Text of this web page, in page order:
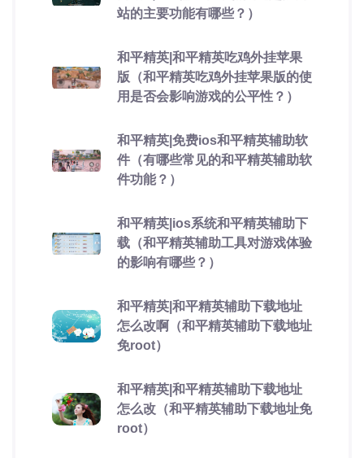
站的主要功能有哪些？）
和平精英|和平精英吃鸡外挂苹果
版（和平精英吃鸡外挂苹果版的使
用是否会影响游戏的公平性？）
和平精英|免费ios和平精英辅助软
件（有哪些常见的和平精英辅助软
件功能？）
和平精英|ios系统和平精英辅助下
载（和平精英辅助工具对游戏体验
的影响有哪些？）
和平精英|和平精英辅助下载地址
怎么改啊（和平精英辅助下载地址
免root）
和平精英|和平精英辅助下载地址
怎么改（和平精英辅助下载地址免
root）